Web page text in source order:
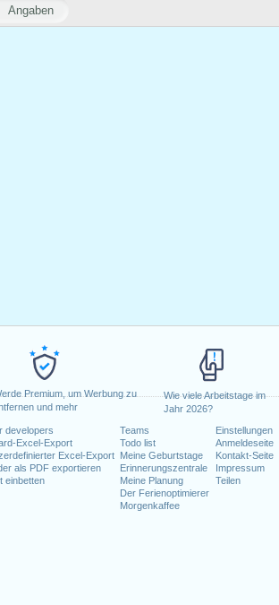
Premium, um Werbung zu
und mehr
Wie viele Arbeitstage im
Jahr 2026?
developers
Excel-Export
Excel-Export
als PDF exportieren
einbetten
Teams
Todo list
Meine Geburtstage
Erinnerungszentrale
Meine Planung
Der Ferienoptimierer
Morgenkaffee
Einstellungen
Anmeldeseite
Kontakt-Seite
Impressum
Teilen
Angaben